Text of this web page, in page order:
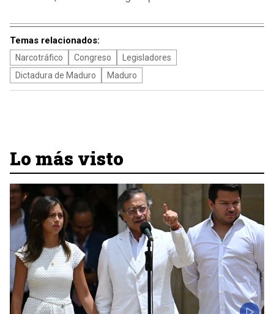
Temas relacionados:
Narcotráfico Congreso
Legisladores
Dictadura de Maduro
Maduro
Lo más visto